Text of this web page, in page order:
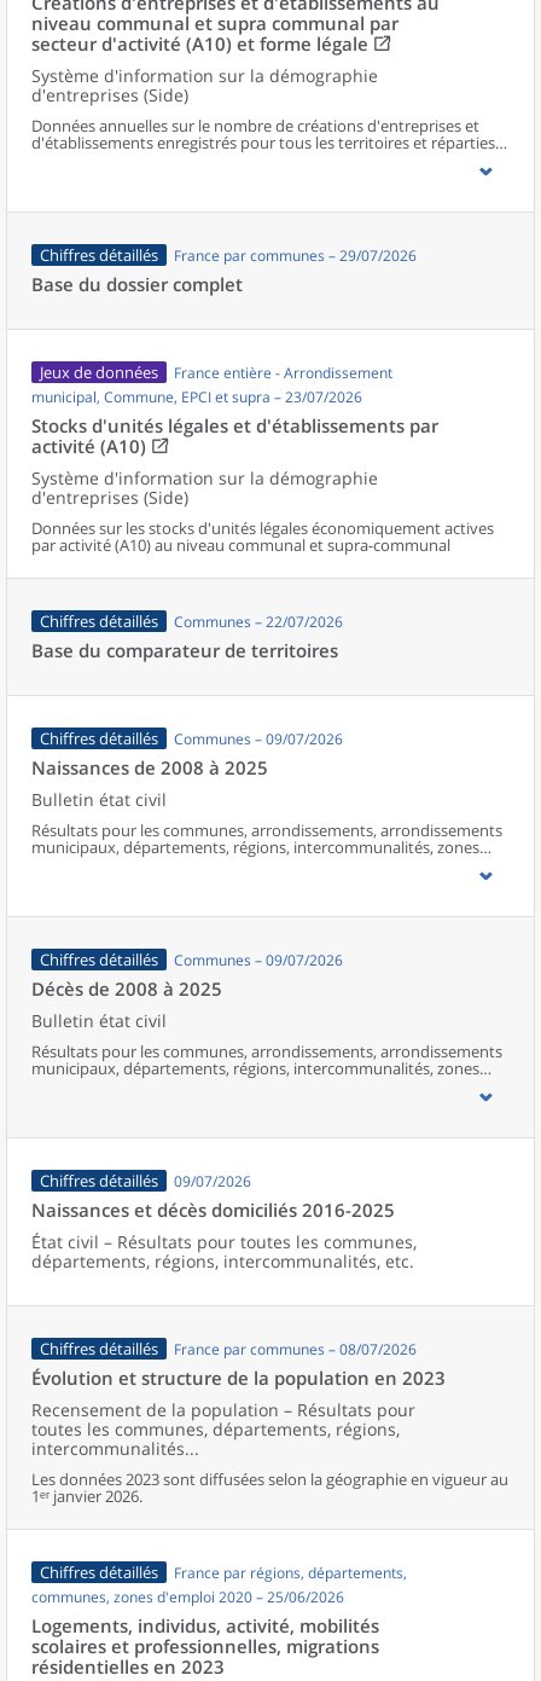
niveau communal et supra communal par
secteur d'activité (A10) et forme légale
Système d'information sur la démographie
d'entreprises (Side)
Données annuelles sur le nombre de créations d'entreprises et
d'établissements enregistrés pour tous les territoires et réparties
selon le secteur d’activité et la forme légale.
Chiffres détaillés France par communes – 29/07/2026
Base du dossier complet
Jeux de données
France entière - Arrondissement
municipal, Commune, EPCI et supra – 23/07/2026
Stocks d'unités légales et d'établissements par
activité (A10)
Système d'information sur la démographie
d'entreprises (Side)
Données sur les stocks d'unités légales économiquement actives
par activité (A10) au niveau communal et supra-communal
Chiffres détaillés Communes – 22/07/2026
Base du comparateur de territoires
Chiffres détaillés Communes – 09/07/2026
Naissances de 2008 à 2025
Bulletin état civil
Résultats pour les communes, arrondissements, arrondissements
municipaux, départements, régions, intercommunalités, zones
d’emploi, bassins de vie, unités urbaines et aires d’attraction des
Chiffres détaillés Communes – 09/07/2026
Décès de 2008 à 2025
Bulletin état civil
Résultats pour les communes, arrondissements, arrondissements
municipaux, départements, régions, intercommunalités, zones
d’emploi, bassins de vie, unités urbaines et aires d’attraction des
Chiffres détaillés 09/07/2026
Naissances et décès domiciliés 2016-2025
État civil – Résultats pour toutes les communes,
départements, régions, intercommunalités, etc.
Chiffres détaillés France par communes – 08/07/2026
Évolution et structure de la population en 2023
Recensement de la population – Résultats pour
toutes les communes, départements, régions,
intercommunalités...
Les données 2023 sont diffusées selon la géographie en vigueur au
1ᵉʳ janvier 2026.
Chiffres détaillés
France par régions, départements,
communes, zones d'emploi 2020 – 25/06/2026
Logements, individus, activité, mobilités
scolaires et professionnelles, migrations
résidentielles en 2023